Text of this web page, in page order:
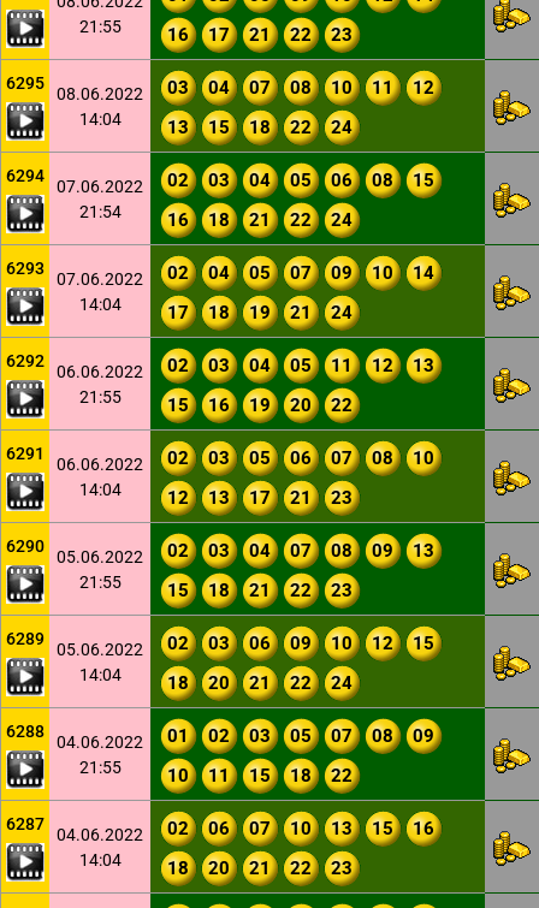
21:55
16
17 21 22 23
6295
08.06.2022
14:04
03 04 07 08 10 11
12
13
15 18 22 24
6294
07.06.2022
21:54
02 03 04 05 06 08
15
16
18 21 22 24
6293
07.06.2022
14:04
02 04 05 07 09 10
14
17
18 19 21 24
6292
06.06.2022
21:55
02 03 04 05 11 12
13
15
16 19 20 22
6291
06.06.2022
14:04
02 03 05 06 07 08
10
12
13 17 21 23
6290
05.06.2022
21:55
02 03 04 07 08 09
13
15
18 21 22 23
6289
05.06.2022
14:04
02 03 06 09 10 12
15
18
20 21 22 24
6288
04.06.2022
21:55
01 02 03 05 07 08
09
10
11 15 18 22
6287
04.06.2022
14:04
02 06 07 10 13 15
16
18
20 21 22 23